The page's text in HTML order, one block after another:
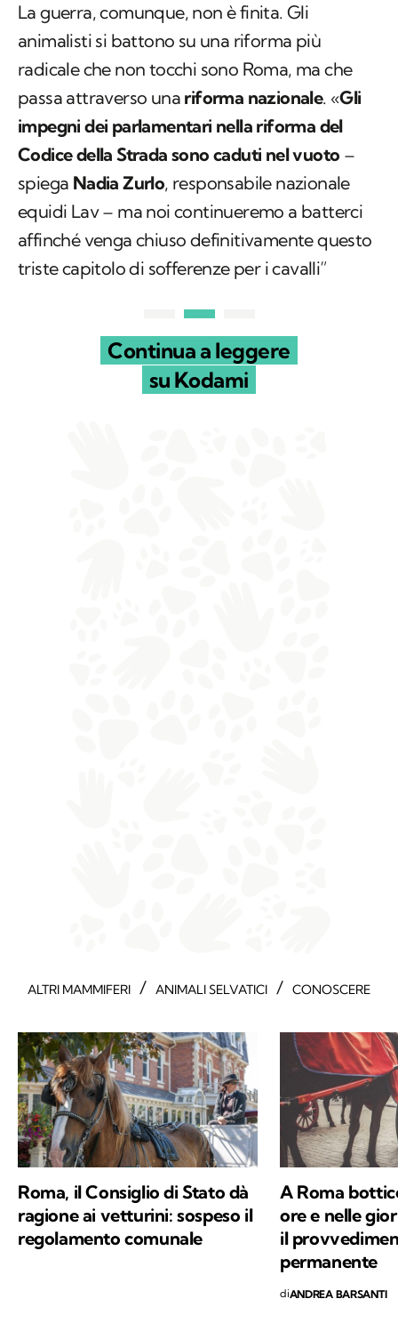
La guerra, comunque, non è finita. Gli
animalisti si battono su una riforma più
radicale che non tocchi sono Roma, ma che
passa attraverso una riforma nazionale. «Gli
impegni dei parlamentari nella riforma del
Codice della Strada sono caduti nel vuoto –
spiega Nadia Zurlo, responsabile nazionale
equidi Lav – ma noi continueremo a batterci
affinché venga chiuso definitivamente questo
triste capitolo di sofferenze per i cavalli”
Continua a leggere
su Kodami
ALTRI MAMMIFERI / ANIMALI SELVATICI / CONOSCERE
Roma, il Consiglio di Stato dà
ragione ai vetturini: sospeso il
regolamento comunale
A Roma
ore e nelle
il
permanente
diANDREA BARSANTI